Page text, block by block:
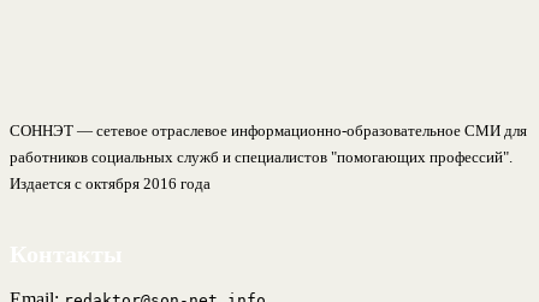
СОННЭТ — сетевое отраслевое информационно-образовательное СМИ для
работников социальных служб и специалистов "помогающих профессий".
Издается с октября 2016 года